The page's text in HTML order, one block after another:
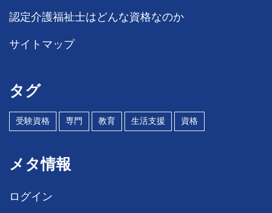
認定介護福祉士はどんな資格なのか
サイトマップ
タグ
受験資格 専門 教育 生活支援 資格
メタ情報
ログイン